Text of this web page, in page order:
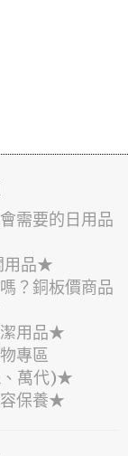
需要的日用品
用品★
？銅板價商品
用品★
專區
萬代)★
保養★